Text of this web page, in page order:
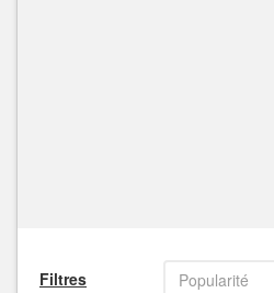
Filtres
Popularité